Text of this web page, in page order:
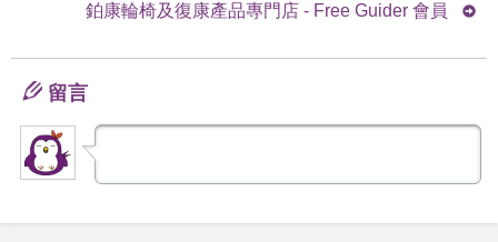
鉑康輪椅及復康產品專門店 - Free Guider 會員
留言